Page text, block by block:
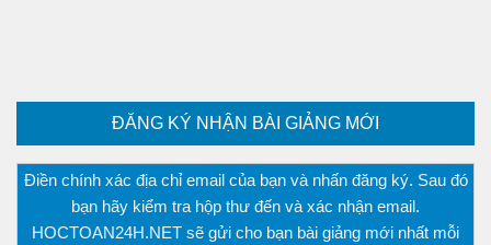
ĐĂNG KÝ NHẬN BÀI GIẢNG MỚI
Điền chính xác địa chỉ email của bạn và nhấn đăng ký. Sau đó
bạn hãy kiểm tra hộp thư đến và xác nhận email.
HOCTOAN24H.NET sẽ gửi cho bạn bài giảng mới nhất mỗi